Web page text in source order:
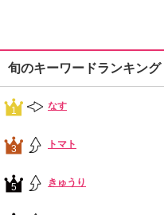
旬のキーワードランキング
1 なす
3 トマト
5 きゅうり